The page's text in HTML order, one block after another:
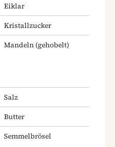
Eiklar
Kristallzucker
Mandeln (gehobelt)
Salz
Butter
Semmelbrösel